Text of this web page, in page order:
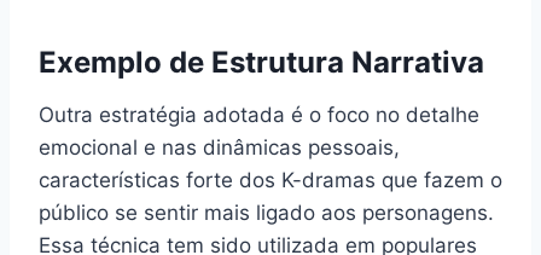
Exemplo de Estrutura Narrativa
Outra estratégia adotada é o foco no detalhe
emocional e nas dinâmicas pessoais,
características forte dos K-dramas que fazem o
público se sentir mais ligado aos personagens.
Essa técnica tem sido utilizada em populares